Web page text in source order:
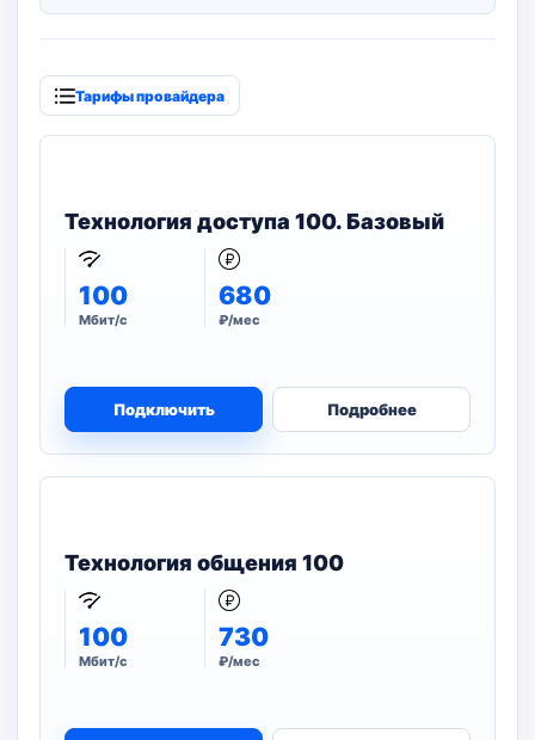
Тарифы провайдера
Технология доступа 100. Базовый
100
Мбит/с
680
₽/мес
Подключить Подробнее
Технология общения 100
100
Мбит/с
730
₽/мес